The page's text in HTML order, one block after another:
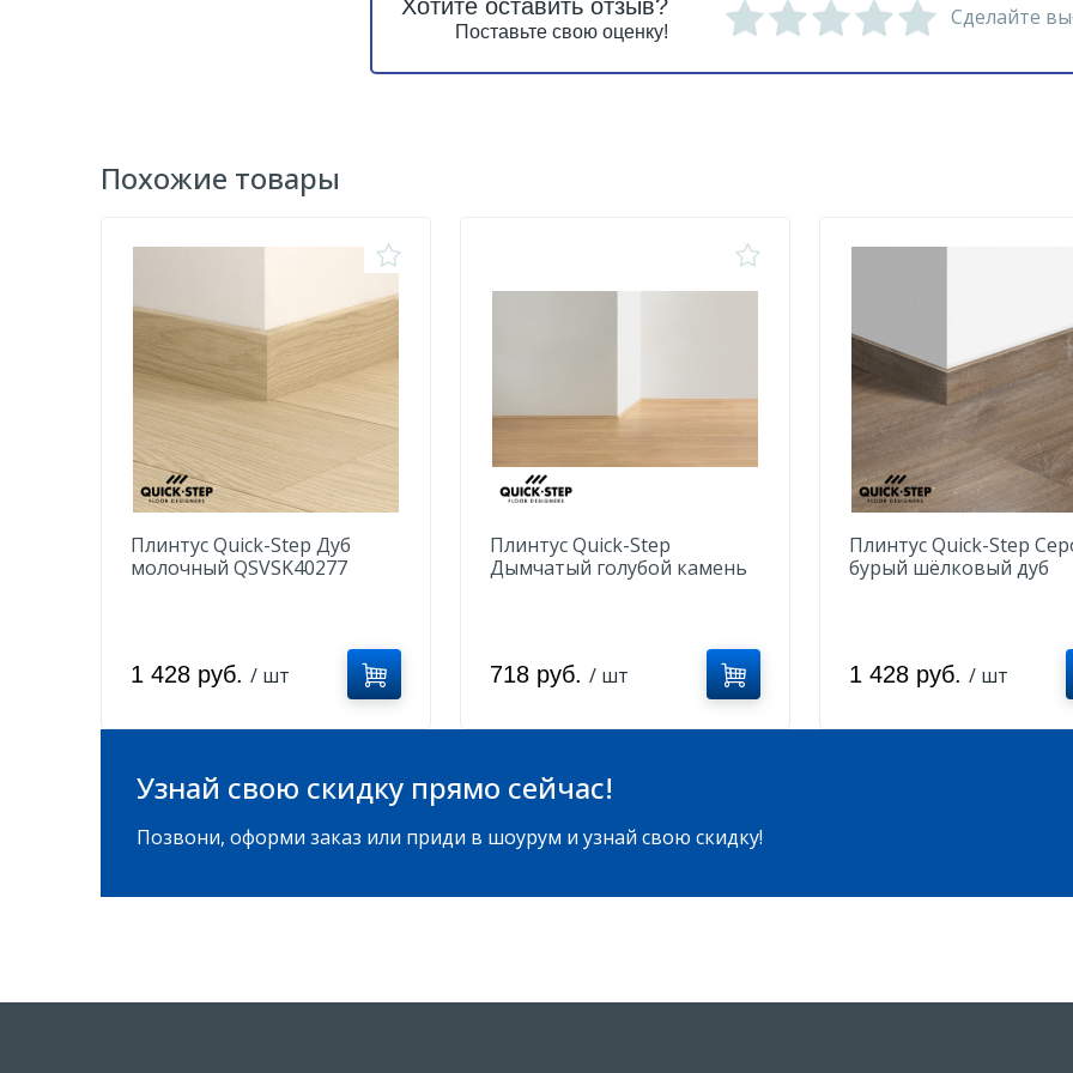
Хотите оставить отзыв?
Поставьте свою оценку!
Сделайте
Похожие товары
Плинтус Quick-Step Дуб
молочный QSVSK40277
1 428 руб. / шт
Плинтус Quick-Step
Дымчатый голубой камень
718 руб. / шт
Плинтус Quick-Step
бурый шёлковый дуб
1 428 руб. / шт
Узнай свою скидку прямо сейчас!
Позвони, оформи заказ или приди в шоурум и узнай свою скидку!